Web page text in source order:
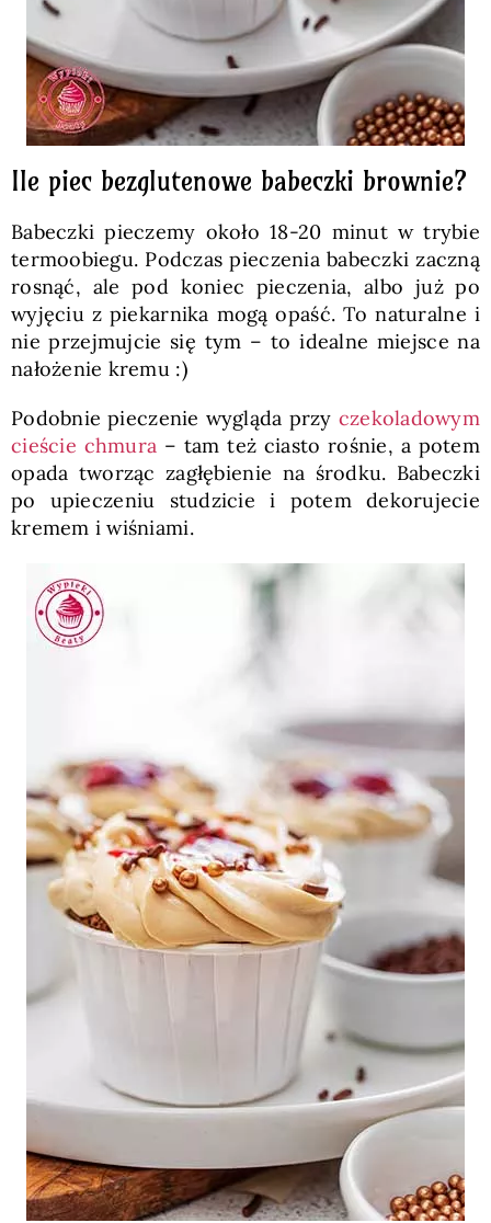
Ile piec bezglutenowe babeczki brownie?
Babeczki pieczemy około 18-20 minut w trybie
termoobiegu. Podczas pieczenia babeczki zaczną
rosnąć, ale pod koniec pieczenia, albo już po
wyjęciu z piekarnika mogą opaść. To naturalne i
nie przejmujcie się tym – to idealne miejsce na
nałożenie kremu :)
Podobnie pieczenie wygląda przy czekoladowym
cieście chmura – tam też ciasto rośnie, a potem
opada tworząc zagłębienie na środku. Babeczki
po upieczeniu studzicie i potem dekorujecie
kremem i wiśniami.